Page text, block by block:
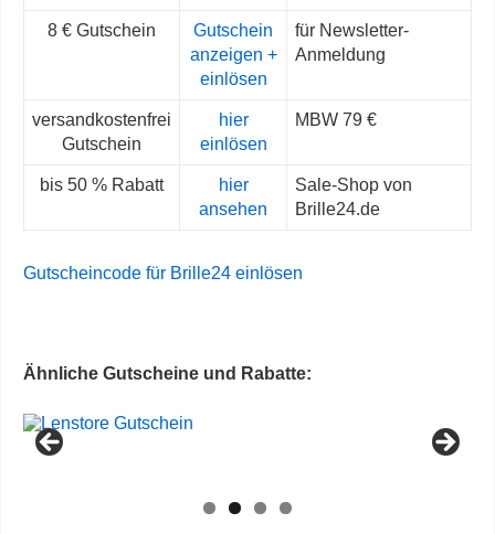
8 € Gutschein
Gutschein
anzeigen +
einlösen
für Newsletter-
Anmeldung
versandkostenfrei
Gutschein
hier
einlösen
MBW 79 €
bis 50 % Rabatt
hier
ansehen
Sale-Shop von
Brille24.de
Gutscheincode für Brille24 einlösen
Ähnliche Gutscheine und Rabatte: